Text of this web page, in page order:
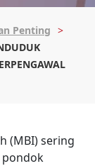
Penting
(MBI) sering
pondok